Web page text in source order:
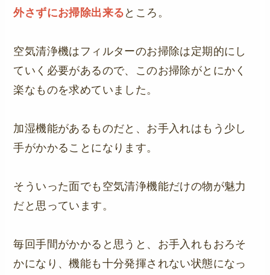
外さずにお掃除出来る ところ。
空気清浄機はフィルターのお掃除は定期的にし
ていく必要があるので、このお掃除がとにかく
楽なものを求めていました。
加湿機能があるものだと、お手入れはもう少し
手がかかることになります。
そういった面でも空気清浄機能だけの物が魅力
だと思っています。
毎回手間がかかると思うと、お手入れもおろそ
かになり、機能も十分発揮されない状態になっ